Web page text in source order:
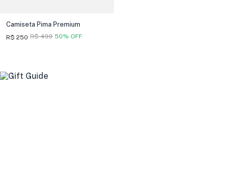
Camiseta Pima Premium
R$ 250 50% OFF
R$ 499